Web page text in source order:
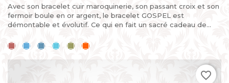
Avec son bracelet cuir maroquinerie, son passant croix et son
fermoir boule en or argent, le bracelet GOSPEL est
démontable et évolutif. Ce qui en fait un sacré cadeau de...
CeriseBleuBleuBleuKakiMandarine
favorite_border